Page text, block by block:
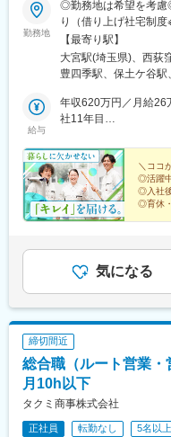
勤務地
◎勤務地は希望を考
り（借り上げ社宅制
埼玉県さいたま市中
西荻北5-26-20-2F■上
店／東京都町田市中
／神奈川県横浜市保土
崎市川崎区宮前町4-6■
通4-1-1 TBM神戸ビ
2-313■梅田支店／大
阪府大阪市天王寺区
【最寄り駅】
大宮駅(埼玉県)、西荻
豊四季駅、保土ケ谷
駅、川崎駅、三宮駅(
駅、稲荷町駅(東京都)
給与
年収620万円／月給26
社11年目
社2年目
＼ココ
◎活躍
◎入社
◎育休
気になる
締切間近
総合職（ルート営業
月10h以下
タクミ商事株式会社
正社員 転勤なし 5名以